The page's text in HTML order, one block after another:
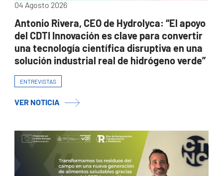
04 Agosto 2026
Antonio Rivera, CEO de Hydrolyca: “El apoyo
del CDTI Innovación es clave para convertir
una tecnología científica disruptiva en una
solución industrial real de hidrógeno verde”
ENTREVISTAS
VER NOTICIA